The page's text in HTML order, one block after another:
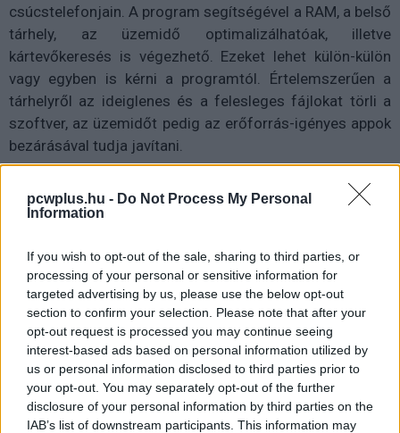
pcwplus.hu - Do Not Process My Personal
Information
If you wish to opt-out of the sale, sharing to third parties, or
processing of your personal or sensitive information for
targeted advertising by us, please use the below opt-out
section to confirm your selection. Please note that after your
opt-out request is processed you may continue seeing
interest-based ads based on personal information utilized by
us or personal information disclosed to third parties prior to
your opt-out. You may separately opt-out of the further
disclosure of your personal information by third parties on the
IAB’s list of downstream participants. This information may
csúcstelefonjain. A program segítségével a RAM, a belső
tárhely, az üzemidő optimalizálhatóak, illetve
kártevőkeresés is végezhető. Ezeket lehet külön-külön
vagy egyben is kérni a programtól. Értelemszerűen a
tárhelyről az ideiglenes és a felesleges fájlokat törli a
szoftver, az üzemidőt pedig az erőforrás-igényes appok
bezárásával tudja javítani.
Letöltésgyorsító
A Galaxy S5-nél debütált Letöltésgyorsító itt is
megmaradt, így ha valaki korlátlan vagy nagy
mobilinternet-csomaggal rendelkezik, akkor érdemes
lehet bekapcsolni. A gyakorlatban kombinálja a Wi-Fi-s és
az LTE-s kapcsolatokat, ezzel pedig még gyorsabban
tölti le a fájlokat a készülékre.